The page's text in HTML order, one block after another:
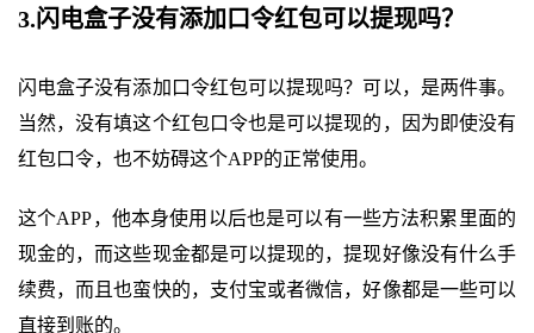
3.闪电盒子没有添加口令红包可以提现吗？
闪电盒子没有添加口令红包可以提现吗？可以，是两件事。
当然，没有填这个红包口令也是可以提现的，因为即使没有
红包口令，也不妨碍这个APP的正常使用。
这个APP，他本身使用以后也是可以有一些方法积累里面的
现金的，而这些现金都是可以提现的，提现好像没有什么手
续费，而且也蛮快的，支付宝或者微信，好像都是一些可以
直接到账的。